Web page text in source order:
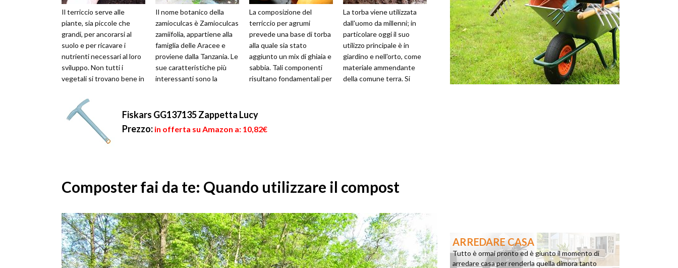
Il terriccio serve alle
piante, sia piccole che
grandi, per ancorarsi al
suolo e per ricavare i
nutrienti necessari al loro
sviluppo. Non tutti i
vegetali si trovano bene in
Il nome botanico della
zamioculcas è Zamioculcas
zamiifolia, appartiene alla
famiglia delle Aracee e
proviene dalla Tanzania. Le
sue caratteristiche più
interessanti sono la
La composizione del
terriccio per agrumi
prevede una base di torba
alla quale sia stato
aggiunto un mix di ghiaia e
sabbia. Tali componenti
risultano fondamentali per
La torba viene utilizzata
dall'uomo da millenni; in
particolare oggi il suo
utilizzo principale è in
giardino e nell'orto, come
materiale ammendante
della comune terra. Si
Fiskars GG137135 Zappetta Lucy
Prezzo: in offerta su Amazon a: 10,82€
Composter fai da te: Quando utilizzare il compost
ARREDARE CASA
Tutto è ormai pronto ed è giunto il momento di
arredare casa per renderla quella dimora tanto